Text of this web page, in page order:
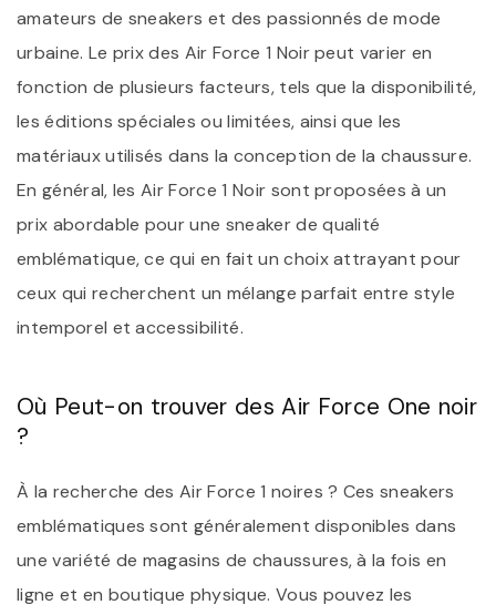
amateurs de sneakers et des passionnés de mode
urbaine. Le prix des Air Force 1 Noir peut varier en
fonction de plusieurs facteurs, tels que la disponibilité,
les éditions spéciales ou limitées, ainsi que les
matériaux utilisés dans la conception de la chaussure.
En général, les Air Force 1 Noir sont proposées à un
prix abordable pour une sneaker de qualité
emblématique, ce qui en fait un choix attrayant pour
ceux qui recherchent un mélange parfait entre style
intemporel et accessibilité.
Où Peut-on trouver des Air Force One noir
?
À la recherche des Air Force 1 noires ? Ces sneakers
emblématiques sont généralement disponibles dans
une variété de magasins de chaussures, à la fois en
ligne et en boutique physique. Vous pouvez les